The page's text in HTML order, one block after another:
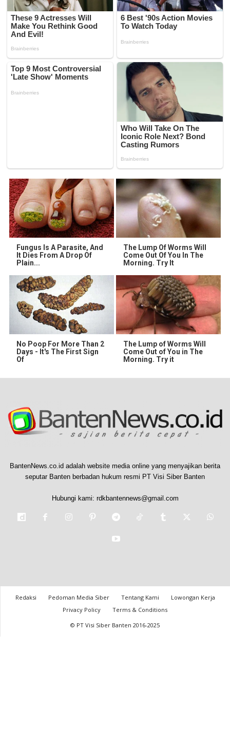
Fungus Is A Parasite, And
It Dies From A Drop Of
Plain...
The Lump Of Worms Will
Come Out Of You In The
Morning. Try It
No Poop For More Than 2
Days - It's The First Sign
Of
The Lump of Worms Will
Come Out of You in The
Morning. Try it
BantenNews.co.id adalah website media online yang menyajikan berita
seputar Banten berbadan hukum resmi PT Visi Siber Banten
Hubungi kami: rdkbantennews@gmail.com
Redaksi Pedoman Media Siber Tentang Kami
Lowongan Kerja
Privacy Policy
Terms & Conditions
© PT Visi Siber Banten 2016-2025